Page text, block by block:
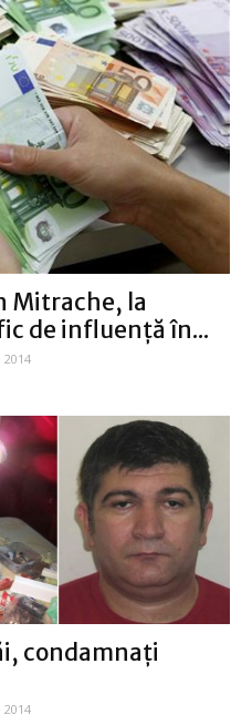
Mitrache, la
de influență în...
condamnați